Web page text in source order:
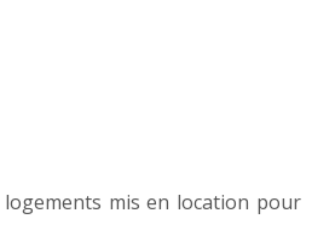
mis en location pour